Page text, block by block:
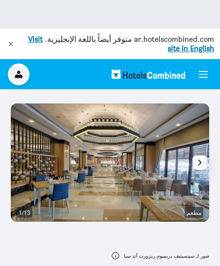
ar.hotelscombined.com متوفر أيضاً باللغة الإنجليزية.Visit
site in English
مطعم 1/13
صور لـ سينسيتيف بريميوم ريزورت آند سبا